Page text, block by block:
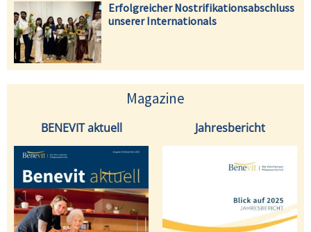
Erfolgreicher Nostrifikationsabschluss
unserer Internationals
Magazine
BENEVIT aktuell Jahresbericht